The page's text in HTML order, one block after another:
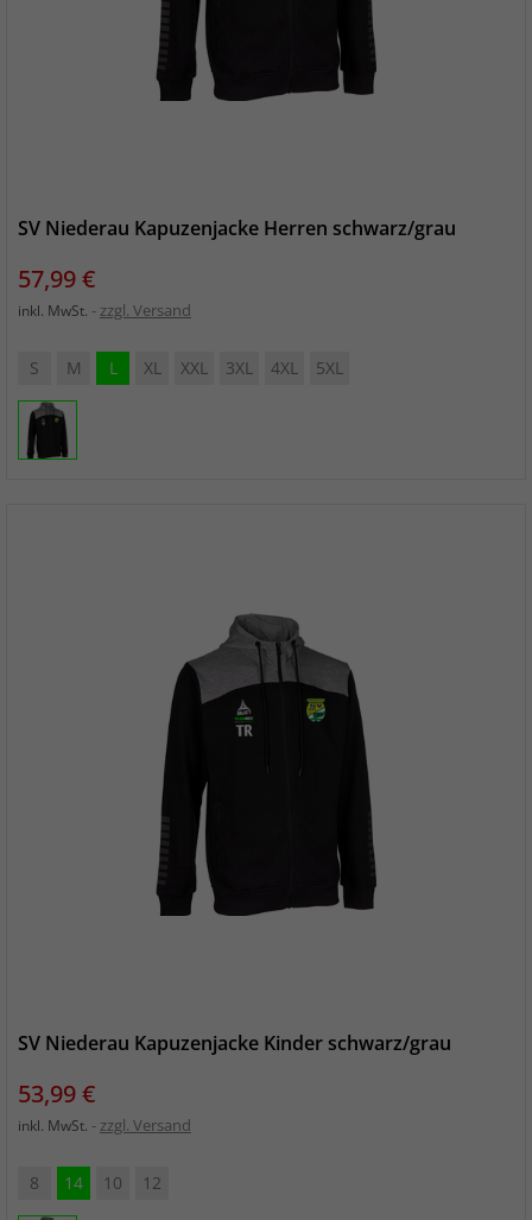
SV Niederau Kapuzenjacke Herren schwarz/grau
Preis
57,99 €
inkl. MwSt. zzgl. Versand
S M L XL XXL 3XL 4XL 5XL
SV Niederau Kapuzenjacke Kinder schwarz/grau
Preis
53,99 €
inkl. MwSt. zzgl. Versand
8 14 10 12